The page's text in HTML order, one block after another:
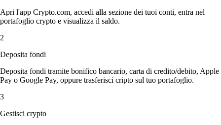
Apri l'app Crypto.com, accedi alla sezione dei tuoi conti, entra nel
portafoglio crypto e visualizza il saldo.
2
Deposita fondi
Deposita fondi tramite bonifico bancario, carta di credito/debito, Apple
Pay o Google Pay, oppure trasferisci cripto sul tuo portafoglio.
3
Gestisci crypto